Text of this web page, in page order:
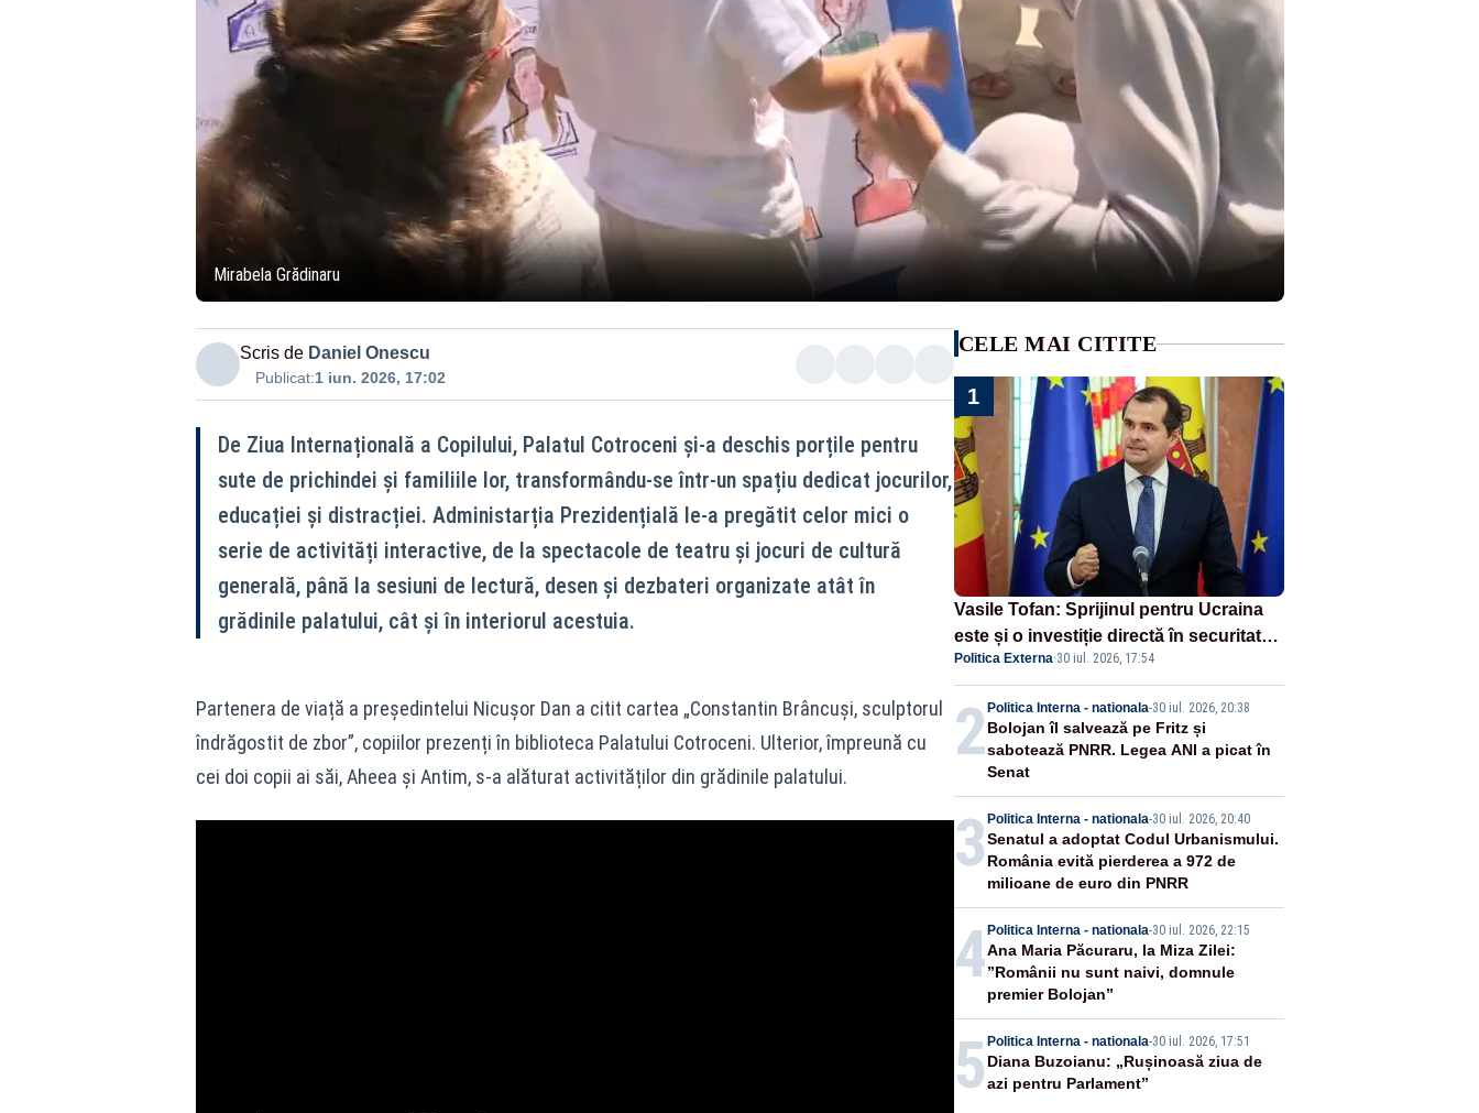
Mirabela Grădinaru
Scris de Daniel Onescu
Publicat:1 iun. 2026, 17:02
De Ziua Internațională a Copilului, Palatul Cotroceni și-a deschis porțile pentru
sute de prichindei și familiile lor, transformându-se într-un spațiu dedicat jocurilor,
educației și distracției. Administarția Prezidențială le-a pregătit celor mici o
serie de activități interactive, de la spectacole de teatru și jocuri de cultură
generală, până la sesiuni de lectură, desen și dezbateri organizate atât în
grădinile palatului, cât și în interiorul acestuia.
Partenera de viață a președintelui Nicușor Dan a citit cartea „Constantin Brâncuși, sculptorul
îndrăgostit de zbor”, copiilor prezenți în biblioteca Palatului Cotroceni. Ulterior, împreună cu
cei doi copii ai săi, Aheea și Antim, s-a alăturat activităților din grădinile palatului.
CELE MAI CITITE
1
Vasile Tofan: Sprijinul pentru Ucraina
este și o investiție directă în securitatea
Republicii Moldova și a întregii regiuni
Politica Externa·30 iul. 2026, 17:54
2 Politica Interna - nationala-30 iul. 2026, 20:38
Bolojan îl salvează pe Fritz și
sabotează PNRR. Legea ANI a picat în
Senat
3 Politica Interna - nationala-30 iul. 2026, 20:40
Senatul a adoptat Codul Urbanismului.
România evită pierderea a 972 de
milioane de euro din PNRR
4 Politica Interna - nationala-30 iul. 2026, 22:15
Ana Maria Păcuraru, la Miza Zilei:
”Românii nu sunt naivi, domnule
premier Bolojan”
5 Politica Interna - nationala-30 iul. 2026, 17:51
Diana Buzoianu: „Rușinoasă ziua de
azi pentru Parlament”